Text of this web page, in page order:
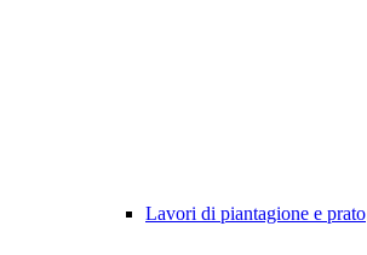
Lavori di piantagione e prato